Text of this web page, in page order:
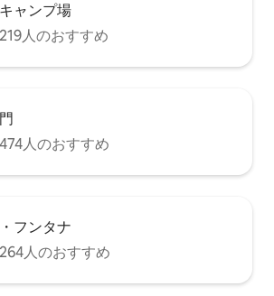
ャンプ場
人のおすすめ
人のおすすめ
フンタナ
人のおすすめ